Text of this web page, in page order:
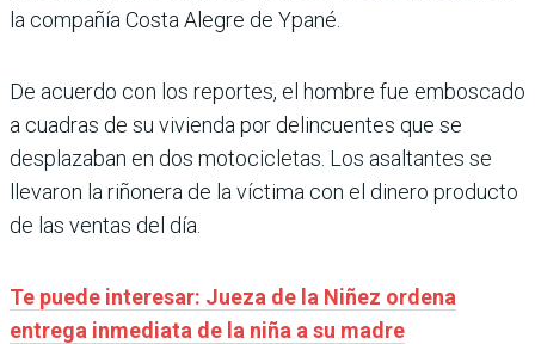
la compañía Costa Alegre de Ypané.
De acuerdo con los reportes, el hombre fue emboscado
a cuadras de su vivienda por delincuentes que se
desplazaban en dos motocicletas. Los asaltantes se
llevaron la riñonera de la víctima con el dinero producto
de las ventas del día.
Te puede interesar: Jueza de la Niñez ordena
entrega inmediata de la niña a su madre